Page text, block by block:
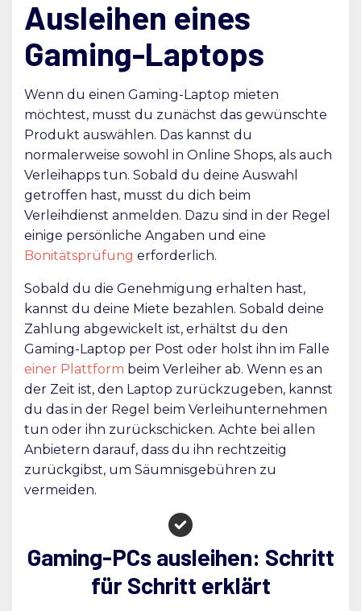
Ausleihen eines
Gaming-Laptops
Wenn du einen Gaming-Laptop mieten
möchtest, musst du zunächst das gewünschte
Produkt auswählen. Das kannst du
normalerweise sowohl in Online Shops, als auch
Verleihapps tun. Sobald du deine Auswahl
getroffen hast, musst du dich beim
Verleihdienst anmelden. Dazu sind in der Regel
einige persönliche Angaben und eine
Bonitätsprüfung erforderlich.
Sobald du die Genehmigung erhalten hast,
kannst du deine Miete bezahlen. Sobald deine
Zahlung abgewickelt ist, erhältst du den
Gaming-Laptop per Post oder holst ihn im Falle
einer Plattform beim Verleiher ab. Wenn es an
der Zeit ist, den Laptop zurückzugeben, kannst
du das in der Regel beim Verleihunternehmen
tun oder ihn zurückschicken. Achte bei allen
Anbietern darauf, dass du ihn rechtzeitig
zurückgibst, um Säumnisgebühren zu
vermeiden.
Gaming-PCs ausleihen: Schritt
für Schritt erklärt